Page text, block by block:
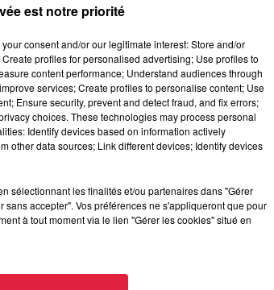
est notre priorité
consent and/or our legitimate interest: Store and/or
profiles for personalised advertising; Use profiles to
content performance; Understand audiences through
services; Create profiles to personalise content; Use
Ensure security, prevent and detect fraud, and fix errors;
choices. These technologies may process personal
Identify devices based on information actively
other data sources; Link different devices; Identify devices
sélectionnant les finalités et/ou partenaires dans "Gérer
accepter". Vos préférences ne s'appliqueront que pour
à tout moment via le lien "Gérer les cookies" situé en